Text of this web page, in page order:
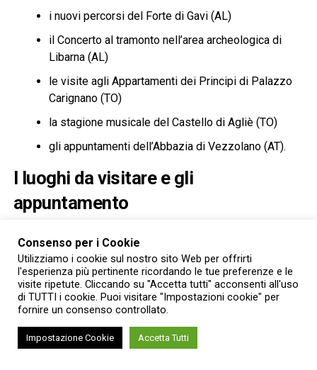
i nuovi percorsi del Forte di Gavi (AL)
il Concerto al tramonto nell’area archeologica di
Libarna (AL)
le visite agli Appartamenti dei Principi di Palazzo
Carignano (TO)
la stagione musicale del Castello di Agliè (TO)
gli appuntamenti dell’Abbazia di Vezzolano (AT).
I luoghi da visitare e gli
appuntamento
appuntamenti del cicloIl Castello nascosto
riscoprire, dedicato agli ambienti normalmente esclusi dal
percorso di visita.Sabato 8 agostosarà possibile
accedere agli Appartamenti di Ponente e di Mezzogiorno,
che conservano dipinti, arredi storici e preziosi manufatti
delle collezioni sabaude, tra cui le monumentali vedute del
progetto juvarriano per il Castello di Rivoli e lo scrigno
Consenso per i Cookie
Utilizziamo i cookie sul nostro sito Web per offrirti
l'esperienza più pertinente ricordando le tue preferenze e le
visite ripetute. Cliccando su "Accetta tutti" acconsenti all'uso
di TUTTI i cookie. Puoi visitare "Impostazioni cookie" per
fornire un consenso controllato.
Impostazione Cookie Accetta Tutti